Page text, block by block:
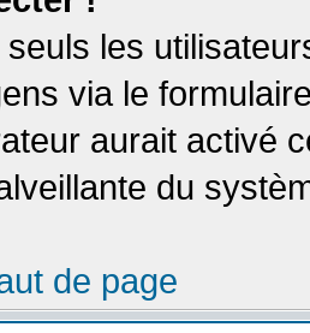
les
via le
aurait activé
du
de page